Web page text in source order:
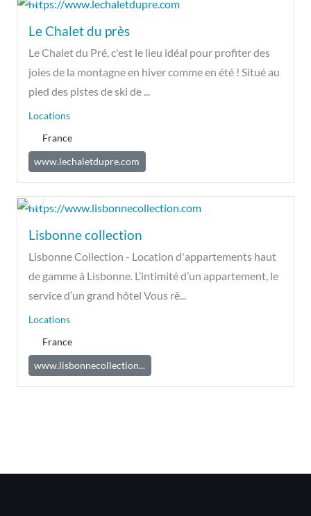
Le Chalet du près
Le Chalet du Pré, c'est le lieu idéal pour profiter des
joies de la montagne en hiver comme en été ! Situé au
pied des pistes de ski de ...
Locations
France
www.lechaletdupre.com
Lisbonne collection
Lisbonne Collection - Location d'appartements haut
de gamme à Lisbonne. L’intimité d’un appartement, le
service d’un grand hôtel Vous rê...
Locations
France
www.lisbonnecollection...